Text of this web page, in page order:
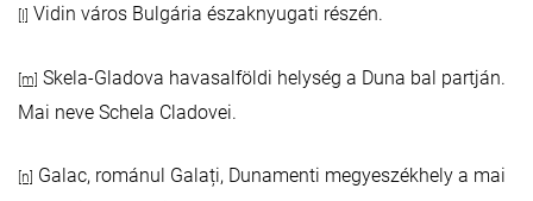
[l] Vidin város Bulgária északnyugati részén.
[m] Skela-Gladova havasalföldi helység a Duna bal partján.
Mai neve Schela Cladovei.
[n] Galac, románul Galați, Dunamenti megyeszékhely a mai